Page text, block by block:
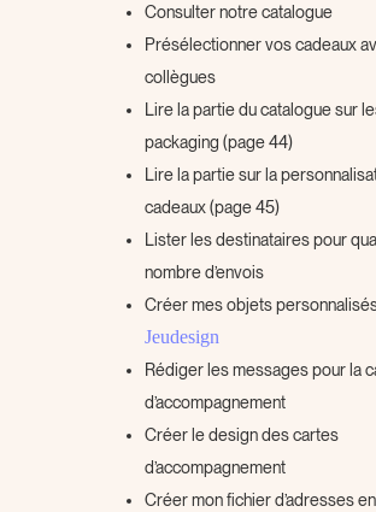
Consulter notre catalogue
Présélectionner vos cadeaux
collègues
Lire la partie du catalogue sur
packaging (page 44)
Lire la partie sur la
cadeaux (page 45)
Lister les destinataires pour
nombre d’envois
Créer mes objets
Jeudesign
Rédiger les messages pour la
d’accompagnement
Créer le design des cartes
d’accompagnement
Créer mon fichier d’adresses